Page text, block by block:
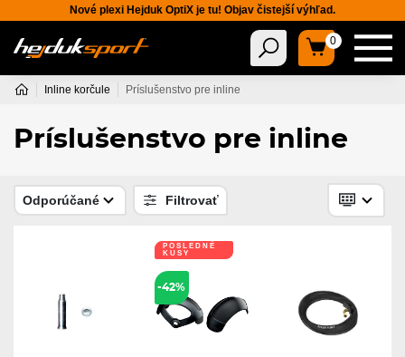
Nové plexi Hejduk OptiX je tu! Objav čistejší výhľad.
0
Inline korčule Príslušenstvo pre inline
Príslušenstvo pre inline
Odporúčané Filtrovať
POSLEDNÉ
KUSY
-42%